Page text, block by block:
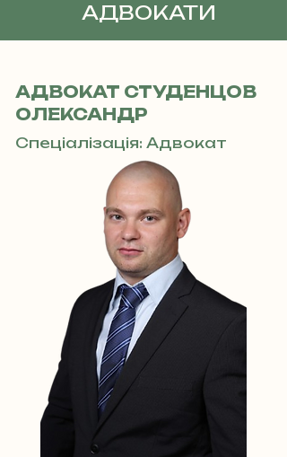
АДВОКАТИ
АДВОКАТ СТУДЕНЦОВ
ОЛЕКСАНДР
Спеціалізація: Адвокат